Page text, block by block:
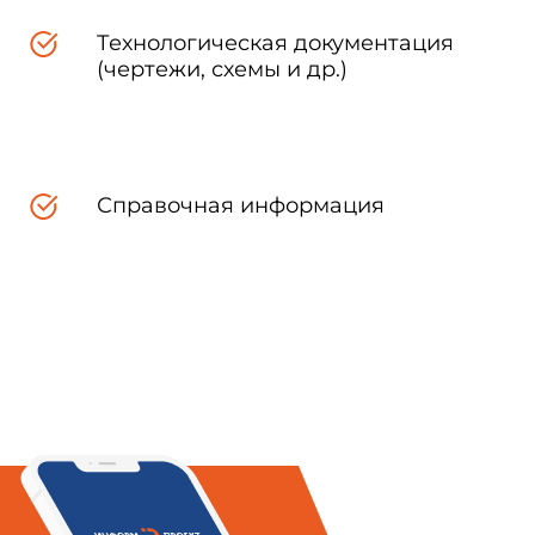
введения: 20 июня 2003 года
об административных
1996, N 3, ст.140); "Основы
народных депутатов
Технологическая документация
(чертежи, схемы и др.)
Справочная информация